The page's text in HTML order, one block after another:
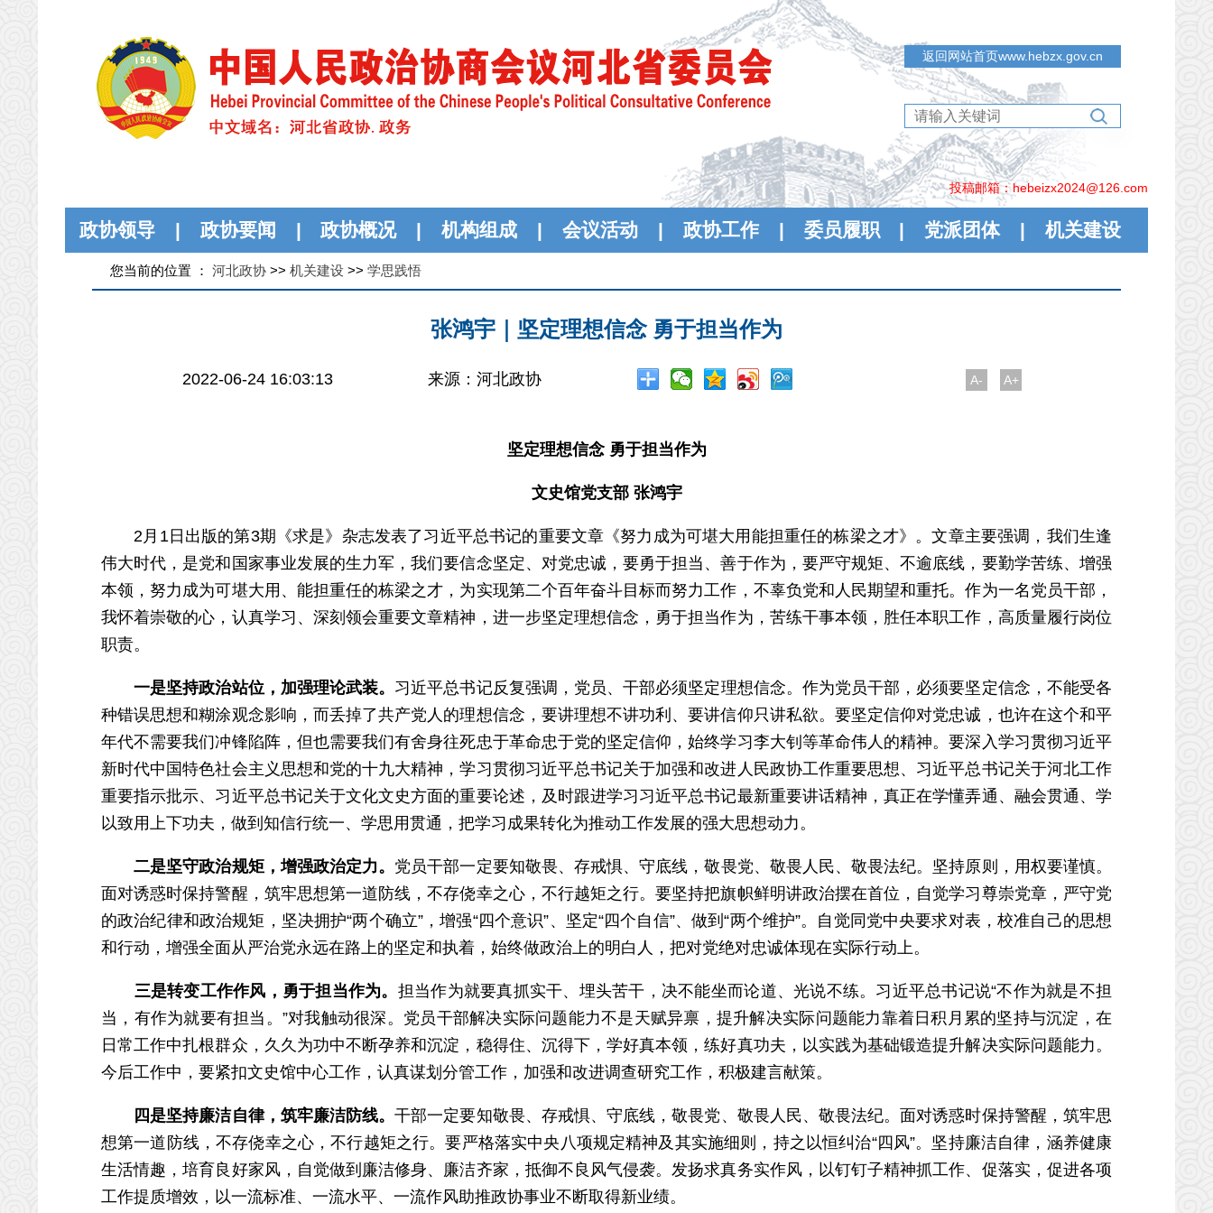
返回网站首页www.hebzx.gov.cn
投稿邮箱：hebeizx2024@126.com
政协领导 | 政协要闻 | 政协概况 | 机构组成 | 会议活动 | 政协工作 | 委员履职 | 党派团体 | 机关建设
您当前的位置 ： 河北政协 >> 机关建设 >> 学思践悟
张鸿宇｜坚定理想信念 勇于担当作为
2022-06-24 16:03:13 来源：河北政协 A- A+
坚定理想信念 勇于担当作为
文史馆党支部 张鸿宇
2月1日出版的第3期《求是》杂志发表了习近平总书记的重要文章《努力成为可堪大用能担重任的栋梁之才》。文章主要强调，我们生逢
伟大时代，是党和国家事业发展的生力军，我们要信念坚定、对党忠诚，要勇于担当、善于作为，要严守规矩、不逾底线，要勤学苦练、增强
本领，努力成为可堪大用、能担重任的栋梁之才，为实现第二个百年奋斗目标而努力工作，不辜负党和人民期望和重托。作为一名党员干部，
我怀着崇敬的心，认真学习、深刻领会重要文章精神，进一步坚定理想信念，勇于担当作为，苦练干事本领，胜任本职工作，高质量履行岗位
职责。
一是坚持政治站位，加强理论武装。 习近平总书记反复强调，党员、干部必须坚定理想信念。作为党员干部，必须要坚定信念，不能受各
种错误思想和糊涂观念影响，而丢掉了共产党人的理想信念，要讲理想不讲功利、要讲信仰只讲私欲。要坚定信仰对党忠诚，也许在这个和平
年代不需要我们冲锋陷阵，但也需要我们有舍身往死忠于革命忠于党的坚定信仰，始终学习李大钊等革命伟人的精神。要深入学习贯彻习近平
新时代中国特色社会主义思想和党的十九大精神，学习贯彻习近平总书记关于加强和改进人民政协工作重要思想、习近平总书记关于河北工作
重要指示批示、习近平总书记关于文化文史方面的重要论述，及时跟进学习习近平总书记最新重要讲话精神，真正在学懂弄通、融会贯通、学
以致用上下功夫，做到知信行统一、学思用贯通，把学习成果转化为推动工作发展的强大思想动力。
二是坚守政治规矩，增强政治定力。 党员干部一定要知敬畏、存戒惧、守底线，敬畏党、敬畏人民、敬畏法纪。坚持原则，用权要谨慎。
面对诱惑时保持警醒，筑牢思想第一道防线，不存侥幸之心，不行越矩之行。要坚持把旗帜鲜明讲政治摆在首位，自觉学习尊崇党章，严守党
的政治纪律和政治规矩，坚决拥护“两个确立”，增强“四个意识”、坚定“四个自信”、做到“两个维护”。自觉同党中央要求对表，校准自己的思想
和行动，增强全面从严治党永远在路上的坚定和执着，始终做政治上的明白人，把对党绝对忠诚体现在实际行动上。
三是转变工作作风，勇于担当作为。 担当作为就要真抓实干、埋头苦干，决不能坐而论道、光说不练。习近平总书记说“不作为就是不担
当，有作为就要有担当。”对我触动很深。党员干部解决实际问题能力不是天赋异禀，提升解决实际问题能力靠着日积月累的坚持与沉淀，在
日常工作中扎根群众，久久为功中不断孕养和沉淀，稳得住、沉得下，学好真本领，练好真功夫，以实践为基础锻造提升解决实际问题能力。
今后工作中，要紧扣文史馆中心工作，认真谋划分管工作，加强和改进调查研究工作，积极建言献策。
四是坚持廉洁自律，筑牢廉洁防线。干部一定要知敬畏、存戒惧、守底线，敬畏党、敬畏人民、敬畏法纪。面对诱惑时保持警醒，筑牢思
想第一道防线，不存侥幸之心，不行越矩之行。要严格落实中央八项规定精神及其实施细则，持之以恒纠治“四风”。坚持廉洁自律，涵养健康
生活情趣，培育良好家风，自觉做到廉洁修身、廉洁齐家，抵御不良风气侵袭。发扬求真务实作风，以钉钉子精神抓工作、促落实，促进各项
工作提质增效，以一流标准、一流水平、一流作风助推政协事业不断取得新业绩。